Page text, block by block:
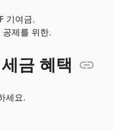
기여금.
공제를 위한.
금 혜택
세요.